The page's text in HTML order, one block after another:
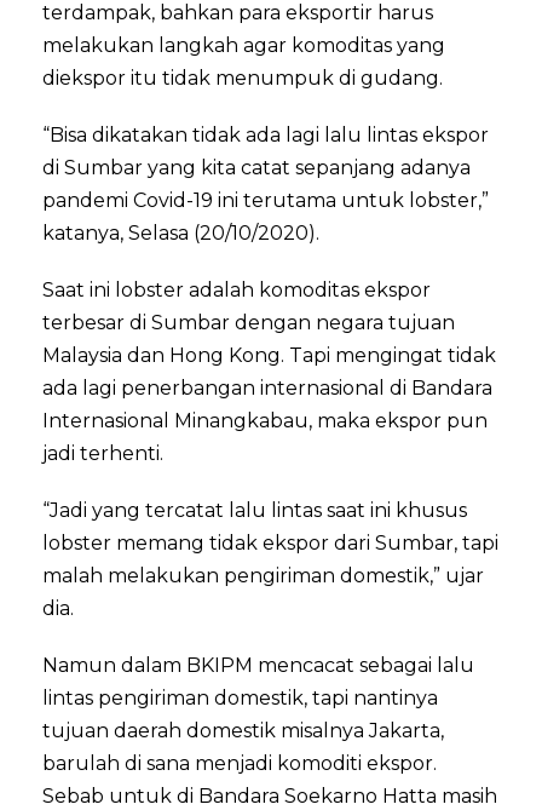
terdampak, bahkan para eksportir harus
melakukan langkah agar komoditas yang
diekspor itu tidak menumpuk di gudang.
“Bisa dikatakan tidak ada lagi lalu lintas ekspor
di Sumbar yang kita catat sepanjang adanya
pandemi Covid-19 ini terutama untuk lobster,”
katanya, Selasa (20/10/2020).
Saat ini lobster adalah komoditas ekspor
terbesar di Sumbar dengan negara tujuan
Malaysia dan Hong Kong. Tapi mengingat tidak
ada lagi penerbangan internasional di Bandara
Internasional Minangkabau, maka ekspor pun
jadi terhenti.
“Jadi yang tercatat lalu lintas saat ini khusus
lobster memang tidak ekspor dari Sumbar, tapi
malah melakukan pengiriman domestik,” ujar
dia.
Namun dalam BKIPM mencacat sebagai lalu
lintas pengiriman domestik, tapi nantinya
tujuan daerah domestik misalnya Jakarta,
barulah di sana menjadi komoditi ekspor.
Sebab untuk di Bandara Soekarno Hatta masih